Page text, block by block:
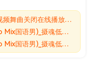
转存到自己的网盘在进行播放！！！
祥哥 - 男儿当自强(Dj往事随风 Electro Mix国语男)_摄魂低音[Mp3]无损MP3歌曲免费下载储存于夸克网盘，夸克网盘为阿里旗下，资源转存到自己的网盘可以在线播放与下载。
祥哥 - 男儿当自强(Dj往事随风 Electro Mix国语男)_摄魂低音[Mp3]网盘下载收集于网络，作品版权为原作者所有。如本站有侵害到您权益的歌曲请来信告知我们，我们会立即删除侵害到您权益的内容。